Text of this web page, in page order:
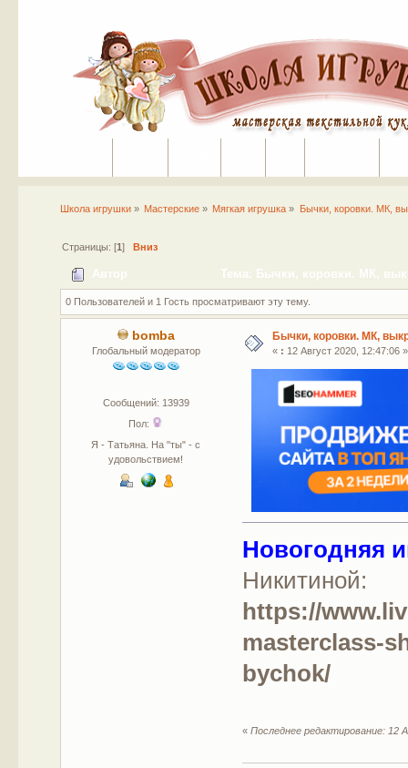
Школа игрушки» Мастерские » Мягкая игрушка » Бычки, коровки. МК,
Страницы: [1 ] Вниз
Автор Тема: Бычки, коровки. МК,
0 Пользователей и 1 Гость просматривают эту тему.
bomba
Глобальный модератор
Сообщений: 13939
Пол:
Я - Татьяна. На "ты" - с
удовольствием!
Бычки, коровки. МК,
« : 12 Август 2020, 12:47:06 »
Новогодняя
Никитиной:
https://
masterclass-
bychok/
«Последнее редактирование: 12